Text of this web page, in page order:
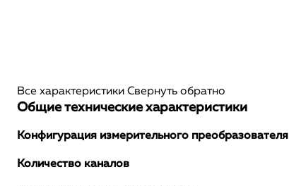
Все характеристики Свернуть обратно
Общие технические характеристики
Конфигурация измерительного преобразователя
Количество каналов